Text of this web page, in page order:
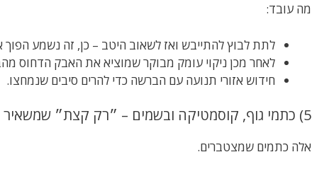
מה עובד:
לתת לבוץ להתייבש ואז לשאוב היטב – כן, זה נשמע הפוך
לאחר מכן ניקוי עומק מבוקר שמוציא את האבק הדחוס
חידוש אזורי תנועה עם הברשה כדי להרים סיבים שנמחצו.
5) כתמי גוף, קוסמטיקה ובשמים – ״רק קצת״ שמשאיר סימן
אלה כתמים שמצטברים.